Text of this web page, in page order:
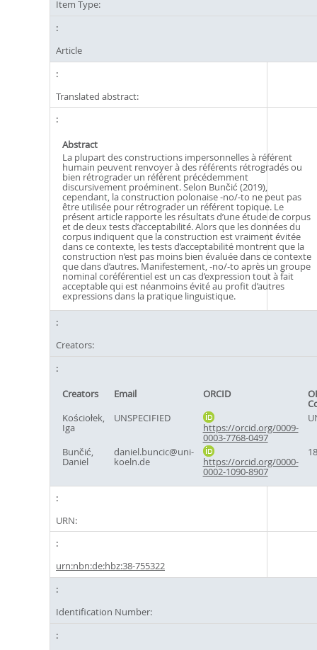
Item Type:
Article
Translated abstract:
Abstract
La plupart des constructions impersonnelles à référent
humain peuvent renvoyer à des référents rétrogradés ou
bien rétrograder un référent précédemment
discursivement proéminent. Selon Bunčić (2019),
cependant, la construction polonaise ‑no/‑to ne peut pas
être utilisée pour rétrograder un référent topique. Le
présent article rapporte les résultats d’une étude de corpus
et de deux tests d’acceptabilité. Alors que les données du
corpus indiquent que la construction est vraiment évitée
dans ce contexte, les tests d’acceptabilité montrent que la
construction n’est pas moins bien évaluée dans ce contexte
que dans d’autres. Manifestement, ‑no/‑to après un groupe
nominal coréférentiel est un cas d’expression tout à fait
acceptable qui est néanmoins évité au profit d’autres
expressions dans la pratique linguistique.
Creators:
Creators Email ORCID
Kościołek,
Iga
UNSPECIFIED
https://orcid.org/0009-
0003-7768-0497
Bunčić,
Daniel
daniel.buncic@uni-
koeln.de https://orcid.org/0000-
0002-1090-8907
URN:
urn:nbn:de:hbz:38-755322
Identification Number: